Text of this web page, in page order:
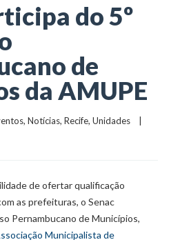
do 5º
de
da AMUPE
, Notícias, Recife, Unidades
de ofertar qualificação
as prefeituras, o Senac
Pernambucano de Municípios,
Municipalista de